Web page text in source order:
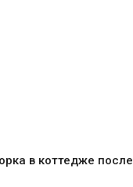
в коттедже после